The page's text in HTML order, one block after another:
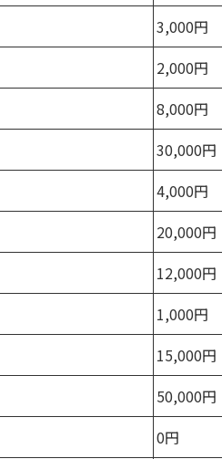
3,000円
2,000円
8,000円
30,000円
4,000円
20,000円
12,000円
1,000円
15,000円
50,000円
0円